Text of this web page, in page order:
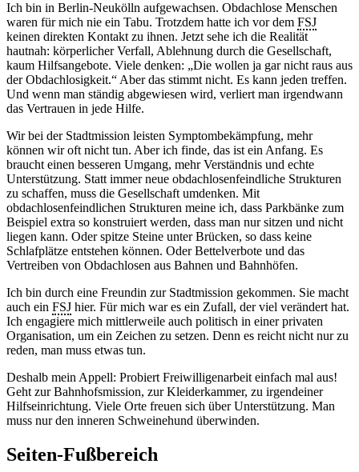
Ich bin in Berlin-Neukölln aufgewachsen. Obdachlose Menschen
waren für mich nie ein Tabu. Trotzdem hatte ich vor dem FSJ
keinen direkten Kontakt zu ihnen. Jetzt sehe ich die Realität
hautnah: körperlicher Verfall, Ablehnung durch die Gesellschaft,
kaum Hilfsangebote. Viele denken: „Die wollen ja gar nicht raus aus
der Obdachlosigkeit.“ Aber das stimmt nicht. Es kann jeden treffen.
Und wenn man ständig abgewiesen wird, verliert man irgendwann
das Vertrauen in jede Hilfe.
Wir bei der Stadtmission leisten Symptombekämpfung, mehr
können wir oft nicht tun. Aber ich finde, das ist ein Anfang. Es
braucht einen besseren Umgang, mehr Verständnis und echte
Unterstützung. Statt immer neue obdachlosenfeindliche Strukturen
zu schaffen, muss die Gesellschaft umdenken. Mit
obdachlosenfeindlichen Strukturen meine ich, dass Parkbänke zum
Beispiel extra so konstruiert werden, dass man nur sitzen und nicht
liegen kann. Oder spitze Steine unter Brücken, so dass keine
Schlafplätze entstehen können. Oder Bettelverbote und das
Vertreiben von Obdachlosen aus Bahnen und Bahnhöfen.
Ich bin durch eine Freundin zur Stadtmission gekommen. Sie macht
auch ein FSJ hier. Für mich war es ein Zufall, der viel verändert hat.
Ich engagiere mich mittlerweile auch politisch in einer privaten
Organisation, um ein Zeichen zu setzen. Denn es reicht nicht nur zu
reden, man muss etwas tun.
Deshalb mein Appell: Probiert Freiwilligenarbeit einfach mal aus!
Geht zur Bahnhofsmission, zur Kleiderkammer, zu irgendeiner
Hilfseinrichtung. Viele Orte freuen sich über Unterstützung. Man
muss nur den inneren Schweinehund überwinden.
Seiten-Fußbereich